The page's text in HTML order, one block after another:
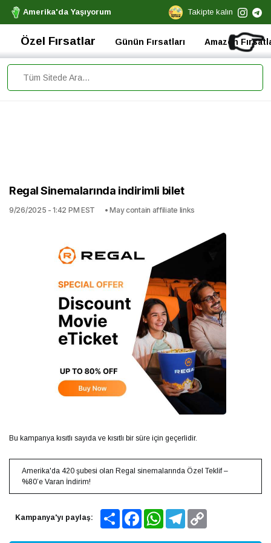
Amerika'da Yaşıyorum Takipte kalın
👉
Özel Fırsatlar Günün Fırsatları Amazon
Regal Sinemalarında indirimli bilet
9/26/2025 - 1:42 PM EST • May contain affiliate links
Bu kampanya kısıtlı sayıda ve kısıtlı bir süre için geçerlidir.
Amerika'da 420 şubesi olan Regal sinemalarında Özel Teklif –
%80’e Varan İndirim!
Kampanya'yı paylaş: Share FacebookWhatsAppTelegram